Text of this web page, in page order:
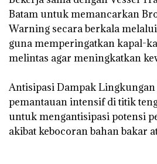
Batam untuk memancarkan
Warning secara berkala
guna memperingatkan kapal-
melintas agar meningkatkan
‎Antisipasi Dampak
pemantauan intensif di titik
untuk mengantisipasi potensi
akibat kebocoran bahan bakar